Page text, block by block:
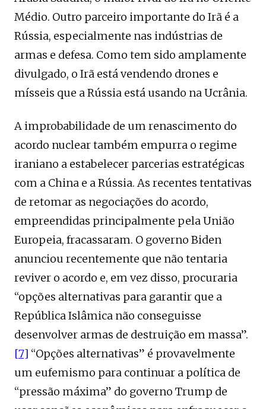
Médio. Outro parceiro importante do Irã é a
Rússia, especialmente nas indústrias de
armas e defesa. Como tem sido amplamente
divulgado, o Irã está vendendo drones e
mísseis que a Rússia está usando na Ucrânia.
A improbabilidade de um renascimento do
acordo nuclear também empurra o regime
iraniano a estabelecer parcerias estratégicas
com a China e a Rússia. As recentes tentativas
de retomar as negociações do acordo,
empreendidas principalmente pela União
Europeia, fracassaram. O governo Biden
anunciou recentemente que não tentaria
reviver o acordo e, em vez disso, procuraria
“opções alternativas para garantir que a
República Islâmica não conseguisse
desenvolver armas de destruição em massa”.
[7] “Opções alternativas” é provavelmente
um eufemismo para continuar a política de
“pressão máxima” do governo Trump de